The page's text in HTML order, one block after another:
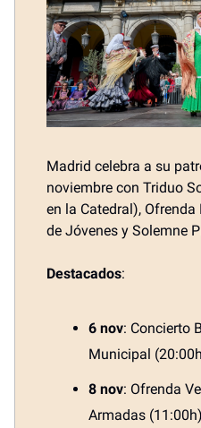
Madrid celebra a su
noviembre con Triduo
en la Catedral),
de Jóvenes y Solemne
Destacados:
6 nov: Concierto
Municipal
8 nov: Ofrenda
Armadas